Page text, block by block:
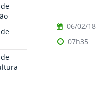
06/02/18
07h35